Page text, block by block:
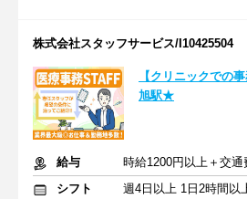
株式会社スタッフサービス/I10425504
【クリニックでの
旭駅★
給与
時給1200円以上＋交通
シフト